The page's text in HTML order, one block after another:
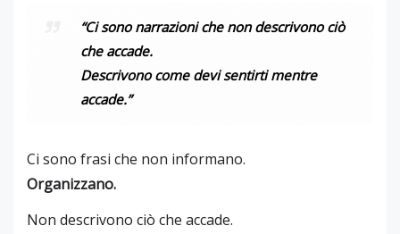
“Ci sono narrazioni che non descrivono ciò
che accade.
Descrivono come devi sentirti mentre
accade.”
Ci sono frasi che non informano.
Organizzano.
Non descrivono ciò che accade.